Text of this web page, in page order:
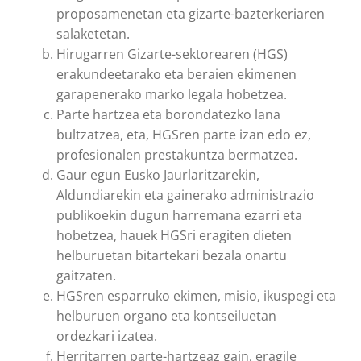
proposamenetan eta gizarte-bazterkeriaren
salaketetan.
Hirugarren Gizarte-sektorearen (HGS)
erakundeetarako eta beraien ekimenen
garapenerako marko legala hobetzea.
Parte hartzea eta borondatezko lana
bultzatzea, eta, HGSren parte izan edo ez,
profesionalen prestakuntza bermatzea.
Gaur egun Eusko Jaurlaritzarekin,
Aldundiarekin eta gainerako administrazio
publikoekin dugun harremana ezarri eta
hobetzea, hauek HGSri eragiten dieten
helburuetan bitartekari bezala onartu
gaitzaten.
HGSren esparruko ekimen, misio, ikuspegi eta
helburuen organo eta kontseiluetan
ordezkari izatea.
Herritarren parte-hartzeaz gain, eragile